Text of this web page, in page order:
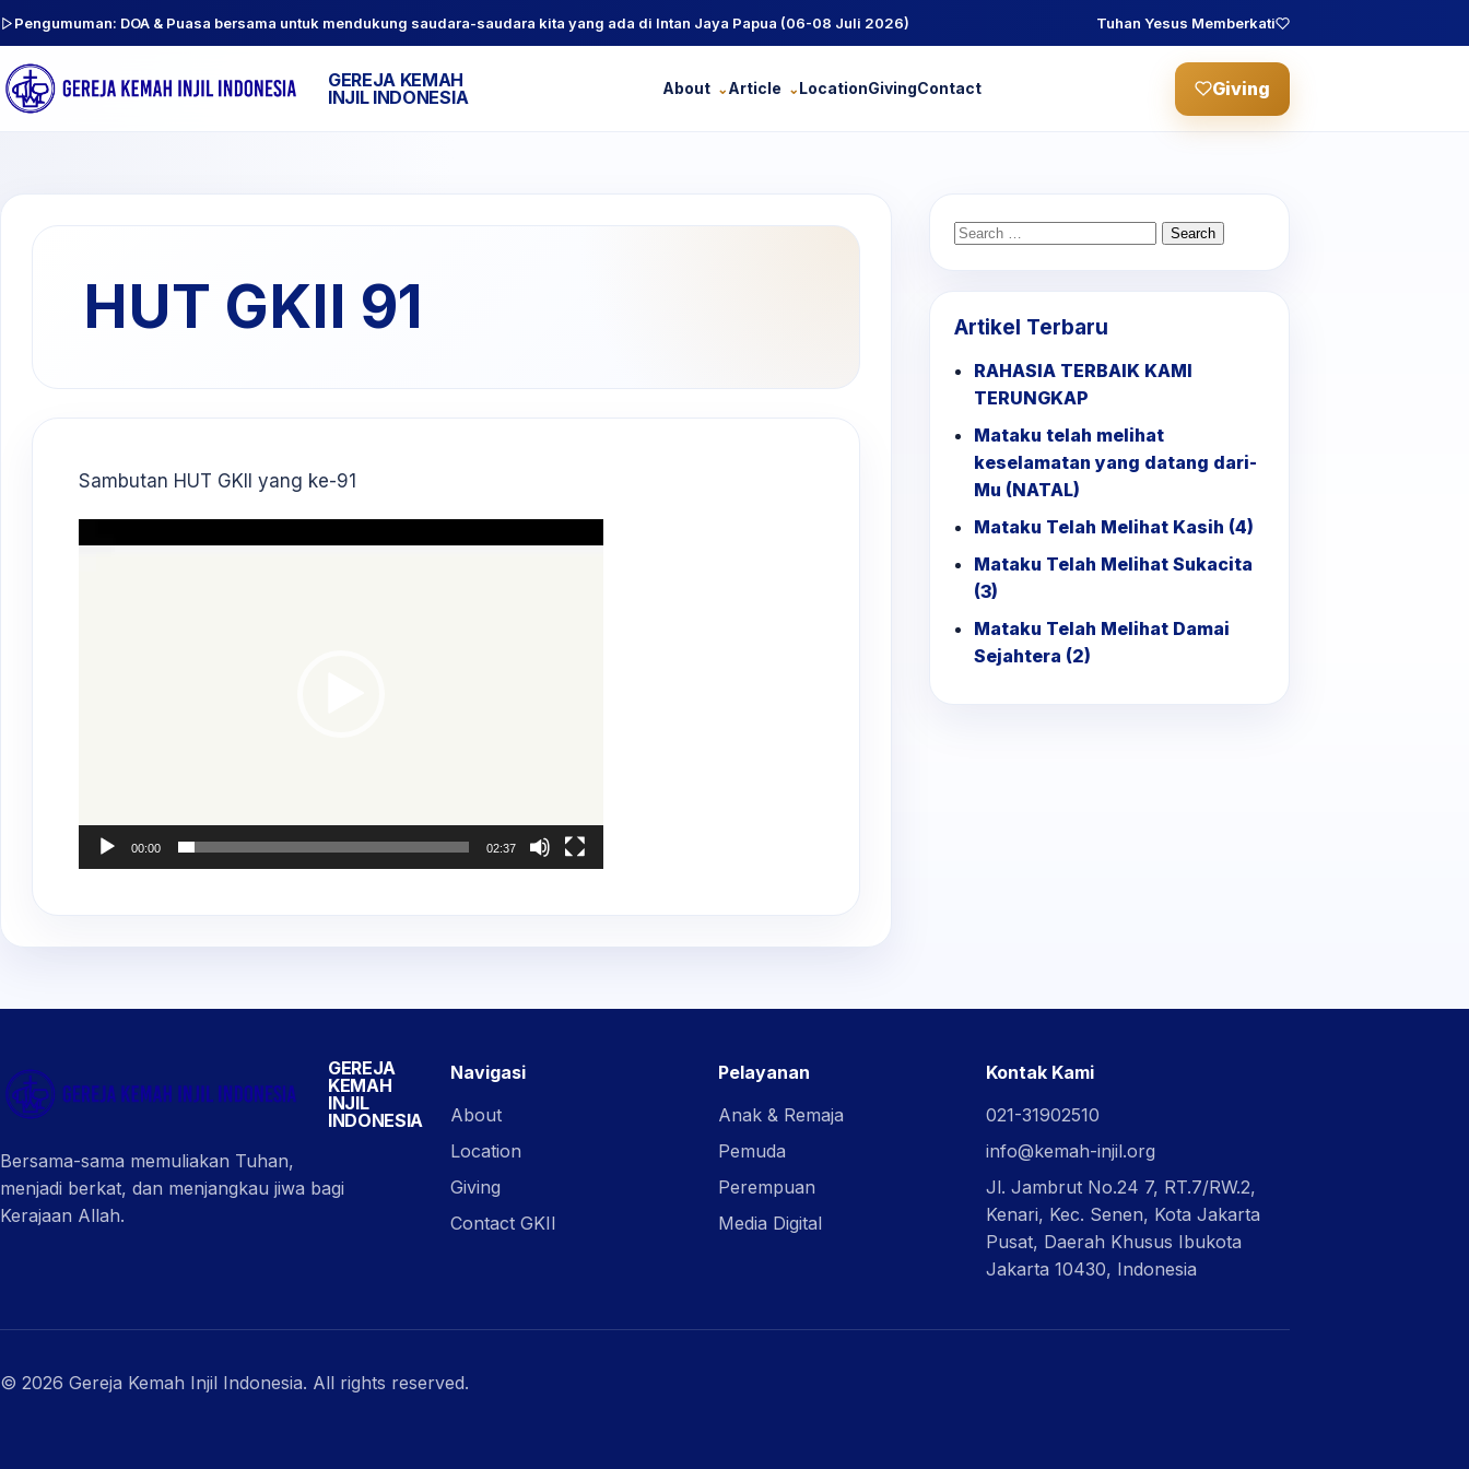
Pengumuman: DOA & Puasa bersama untuk mendukung saudara-saudara kita yang ada di Intan Jaya Papua (06-08 Juli 2026) Tuhan Yesus Memberkati
GEREJA KEMAH
INJIL INDONESIA
About Article LocationGivingContact Giving
HUT GKII 91
Sambutan HUT GKII yang ke-91
00:00 02:37
Search
Artikel Terbaru
RAHASIA TERBAIK KAMI
TERUNGKAP
Mataku telah melihat
keselamatan yang datang dari-
Mu (NATAL)
Mataku Telah Melihat Kasih (4)
Mataku Telah Melihat Sukacita
(3)
Mataku Telah Melihat Damai
Sejahtera (2)
GEREJA
KEMAH
INJIL
INDONESIA
Bersama-sama memuliakan Tuhan,
menjadi berkat, dan menjangkau jiwa bagi
Kerajaan Allah.
Navigasi
About
Location
Giving
Contact GKII
Pelayanan
Anak & Remaja
Pemuda
Perempuan
Media Digital
Kontak Kami
021-31902510
info@kemah-injil.org
Jl. Jambrut No.24 7, RT.7/RW.2,
Kenari, Kec. Senen, Kota Jakarta
Pusat, Daerah Khusus Ibukota
Jakarta 10430, Indonesia
© 2026 Gereja Kemah Injil Indonesia. All rights reserved.